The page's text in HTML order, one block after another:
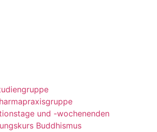
und -wochenenden
Buddhismus